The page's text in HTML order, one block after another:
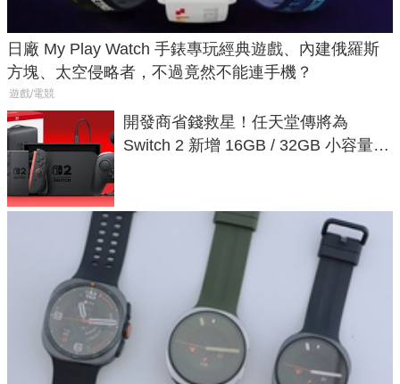
日廠 My Play Watch 手錶專玩經典遊戲、內建俄羅斯
方塊、太空侵略者，不過竟然不能連手機？
遊戲/電競
開發商省錢救星！任天堂傳將為
Switch 2 新增 16GB / 32GB 小容量遊